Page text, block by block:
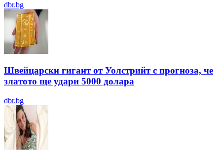
dbr.bg
Швейцарски гигант от Уолстрийт с прогноза, че
златото ще удари 5000 долара
dbr.bg